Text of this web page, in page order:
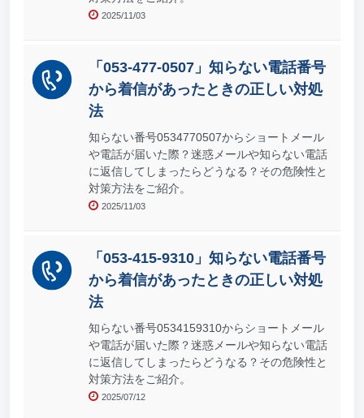
2025/11/03
「053-477-0507」知らない電話番号
から着信があったときの正しい対処
法
知らない番号0534770507からショートメール
や電話が届いた際？迷惑メールや知らない電話
に返信してしまったらどうなる？その危険性と
対策方法をご紹介。
2025/11/03
「053-415-9310」知らない電話番号
から着信があったときの正しい対処
法
知らない番号0534159310からショートメール
や電話が届いた際？迷惑メールや知らない電話
に返信してしまったらどうなる？その危険性と
対策方法をご紹介。
2025/07/12